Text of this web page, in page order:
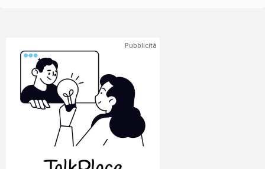
Pubblicità